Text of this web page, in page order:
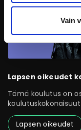
Vain
Lapsen oikeudet
Tämä koulutus on
Lapsen oikeudet